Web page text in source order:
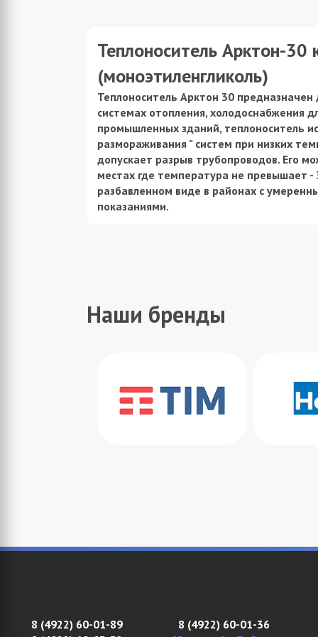
Теплоноситель Арктон-30
(моноэтиленгликоль)
Теплоноситель Арктон 30 предназначен
системах отопления, холодоснабжения
промышленных зданий, теплоноситель
размораживания " систем при низких
допускает разрыв трубопроводов. Его
местах где температура не превышает -
разбавленном виде в районах с
показаниями.
Наши бренды
8 (4922) 60-01-89
8 (4922) 60-01-36